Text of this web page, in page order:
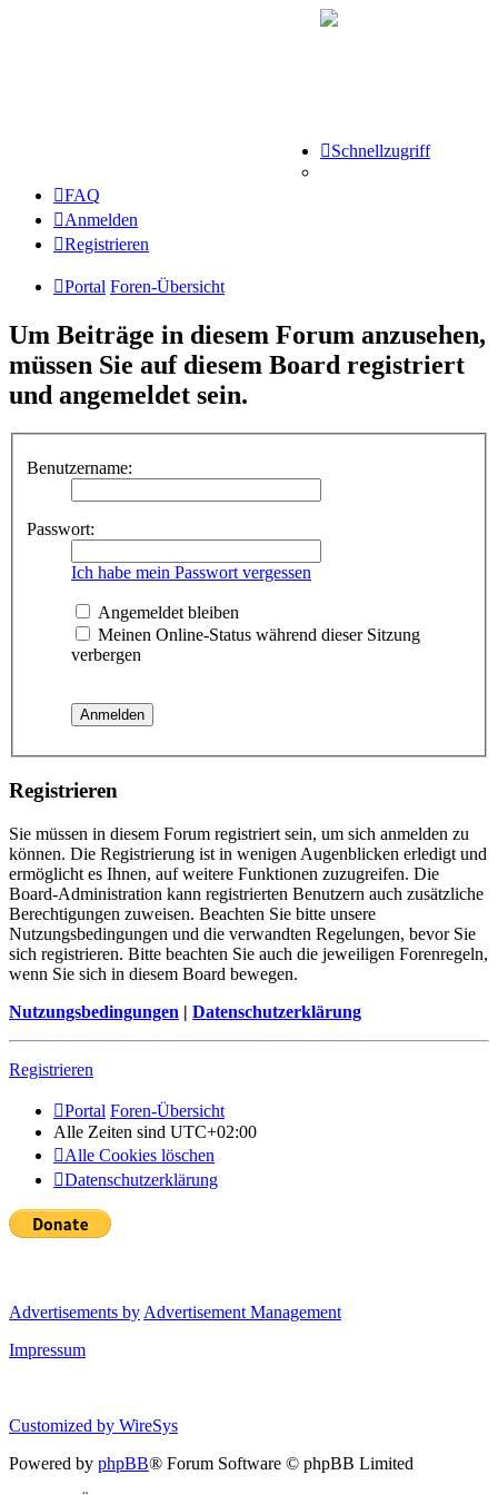
Schnellzugriff
FAQ
Anmelden
Registrieren
Portal Foren-Übersicht
Um Beiträge in diesem Forum anzusehen,
müssen Sie auf diesem Board registriert
und angemeldet sein.
Benutzername:
Passwort:
Ich habe mein Passwort vergessen
Angemeldet bleiben
Meinen Online-Status während dieser Sitzung
verbergen
Registrieren
Sie müssen in diesem Forum registriert sein, um sich anmelden zu
können. Die Registrierung ist in wenigen Augenblicken erledigt und
ermöglicht es Ihnen, auf weitere Funktionen zuzugreifen. Die
Board-Administration kann registrierten Benutzern auch zusätzliche
Berechtigungen zuweisen. Beachten Sie bitte unsere
Nutzungsbedingungen und die verwandten Regelungen, bevor Sie
sich registrieren. Bitte beachten Sie auch die jeweiligen Forenregeln,
wenn Sie sich in diesem Board bewegen.
Nutzungsbedingungen | Datenschutzerklärung
Registrieren
Portal Foren-Übersicht
Alle Zeiten sind UTC+02:00
Alle Cookies löschen
Datenschutzerklärung
Advertisements by Advertisement Management
Impressum
Customized by WireSys
Powered by phpBB® Forum Software © phpBB Limited